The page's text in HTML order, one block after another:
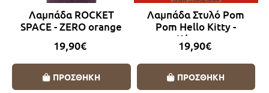
Λαμπάδα ROCKET
SPACE - ZERO orange
19,90€
ΠΡΟΣΘΗΚΗ
Λαμπάδα Στυλό Pom
Pom Hello Kitty -
Κόκκινο
19,90€
ΠΡΟΣΘΗΚΗ